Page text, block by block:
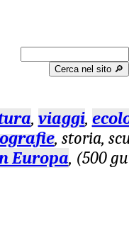
Cerca nel sito 🔎︎
, viaggi,
, storia,
Europa, (500